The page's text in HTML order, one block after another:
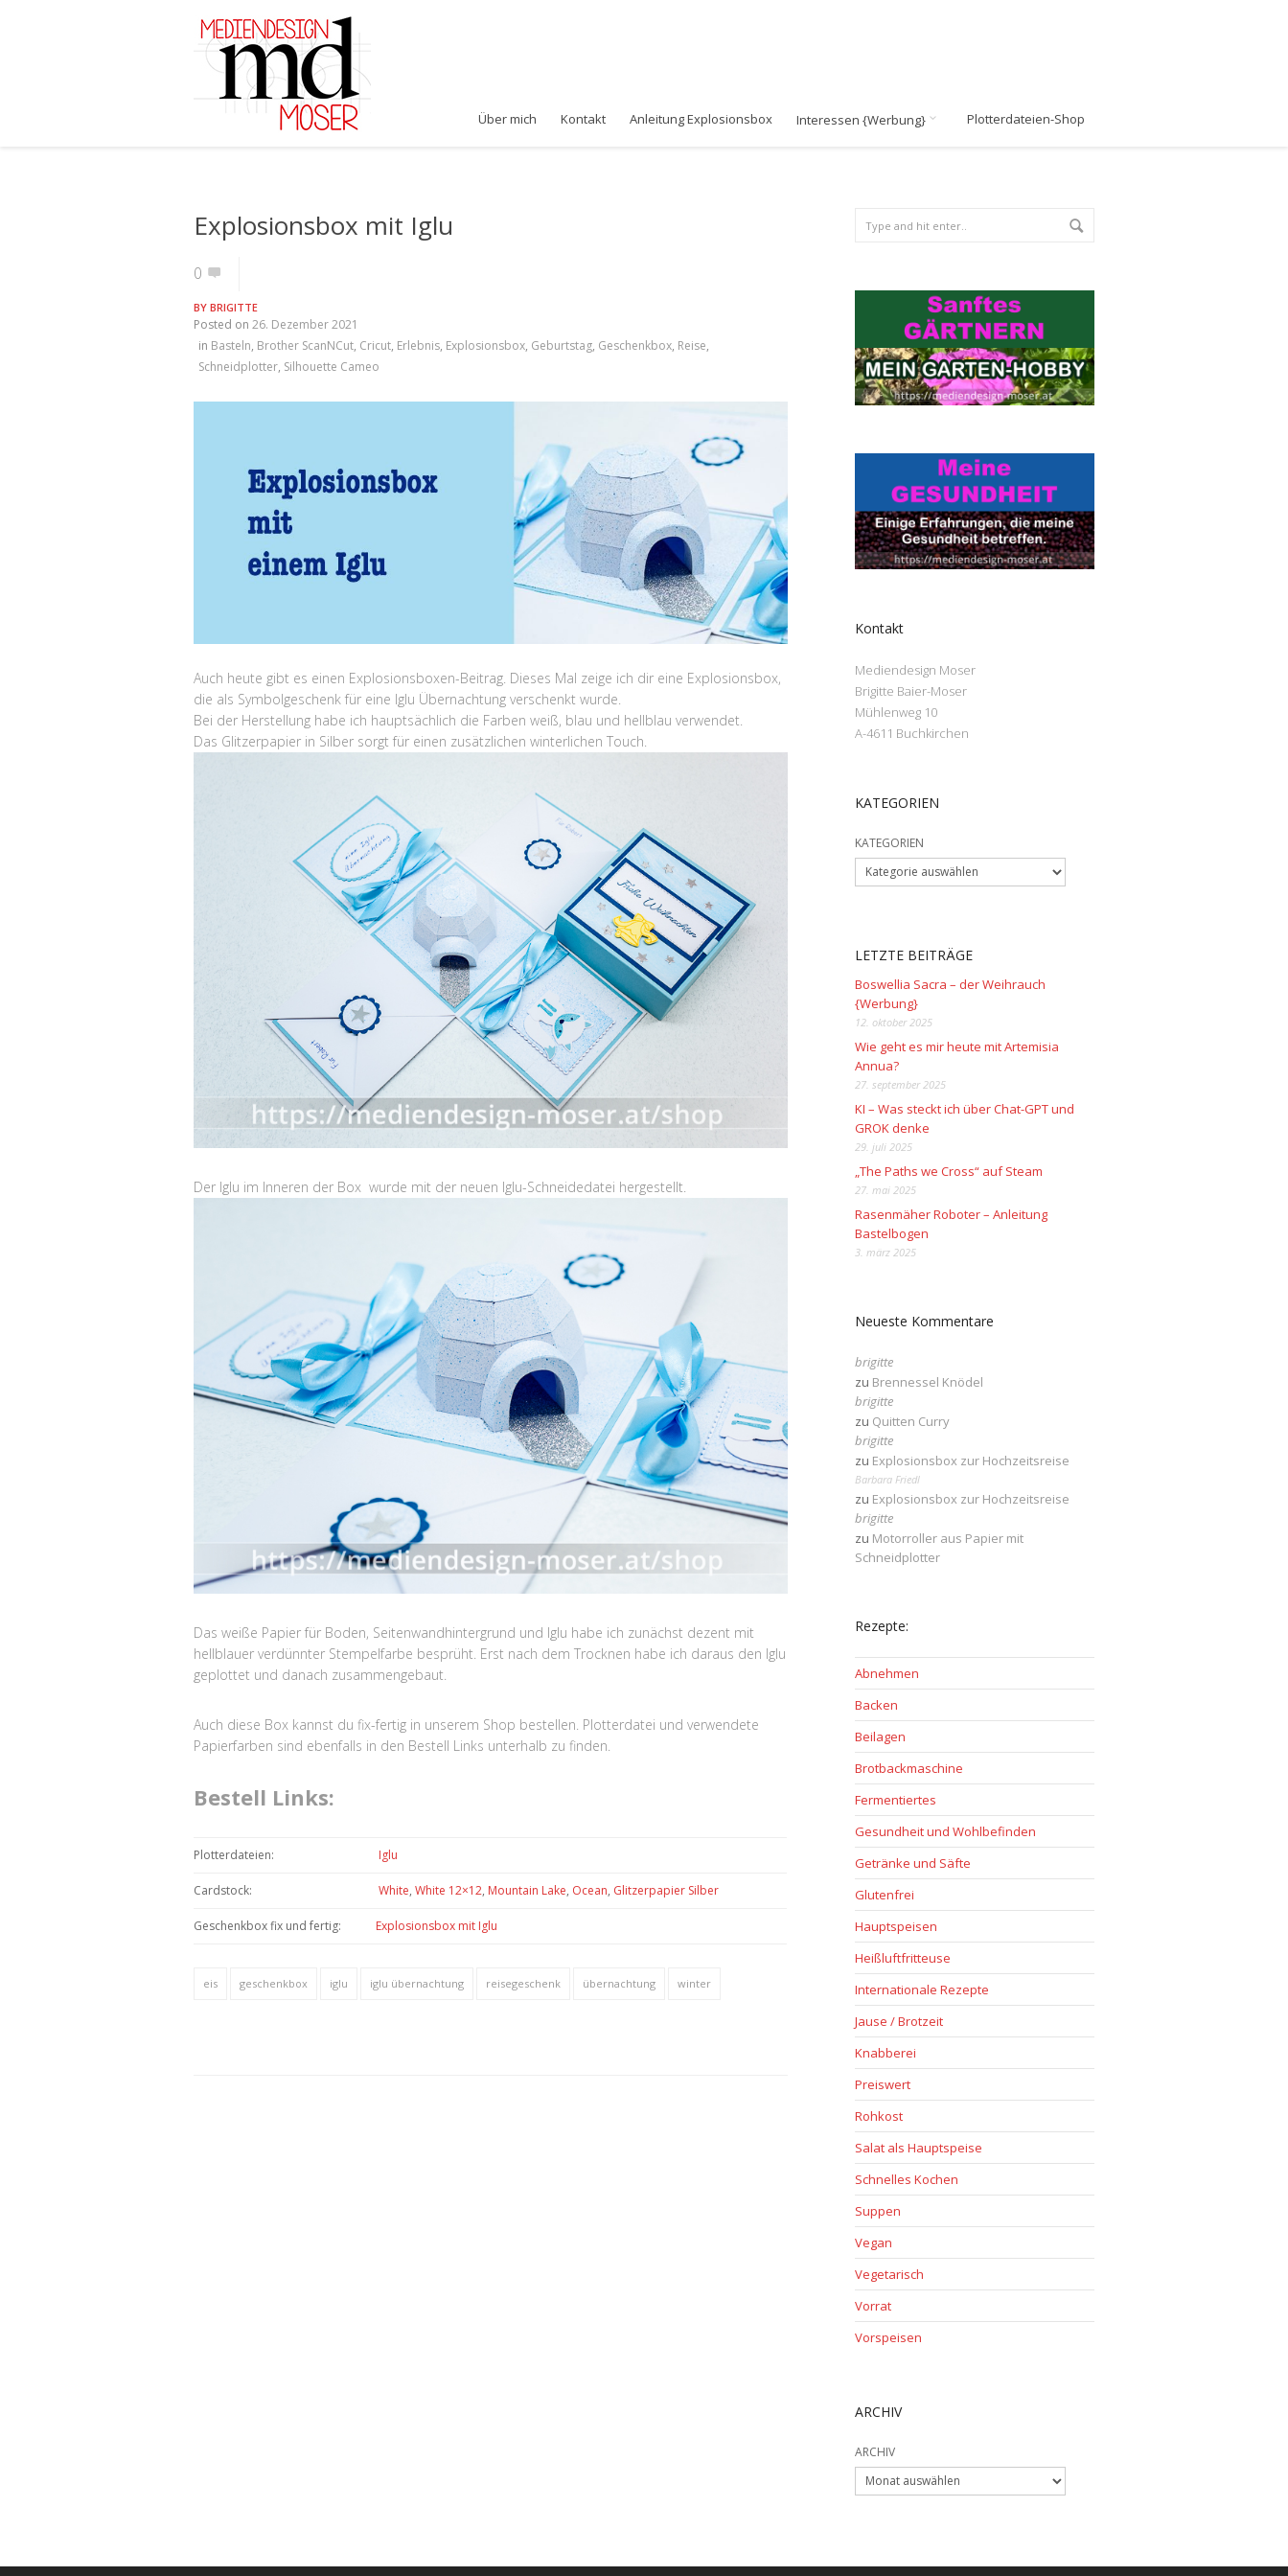
Über mich Kontakt Anleitung Explosionsbox Interessen {Werbung} Plotterdateien-Shop
Explosionsbox mit Iglu
0
BY BRIGITTE
Posted on 26. Dezember 2021
in Basteln, Brother ScanNCut, Cricut, Erlebnis, Explosionsbox, Geburtstag, Geschenkbox, Reise,
Schneidplotter, Silhouette Cameo
Auch heute gibt es einen Explosionsboxen-Beitrag. Dieses Mal zeige ich dir eine Explosionsbox,
die als Symbolgeschenk für eine Iglu Übernachtung verschenkt wurde.
Bei der Herstellung habe ich hauptsächlich die Farben weiß, blau und hellblau verwendet.
Das Glitzerpapier in Silber sorgt für einen zusätzlichen winterlichen Touch.
Der Iglu im Inneren der Box wurde mit der neuen Iglu-Schneidedatei hergestellt.
Das weiße Papier für Boden, Seitenwandhintergrund und Iglu habe ich zunächst dezent mit
hellblauer verdünnter Stempelfarbe besprüht. Erst nach dem Trocknen habe ich daraus den Iglu
geplottet und danach zusammengebaut.
Auch diese Box kannst du fix-fertig in unserem Shop bestellen. Plotterdatei und verwendete
Papierfarben sind ebenfalls in den Bestell Links unterhalb zu finden.
Bestell Links:
Plotterdateien: Iglu
Cardstock: White, White 12×12, Mountain Lake, Ocean, Glitzerpapier Silber
Geschenkbox fix und fertig: Explosionsbox mit Iglu
eis geschenkbox iglu iglu übernachtung reisegeschenk übernachtung winter
Kontakt
Mediendesign Moser
Brigitte Baier-Moser
Mühlenweg 10
A-4611 Buchkirchen
KATEGORIEN
KATEGORIEN
LETZTE BEITRÄGE
Boswellia Sacra – der Weihrauch
{Werbung}
12. oktober 2025
Wie geht es mir heute mit Artemisia
Annua?
27. september 2025
KI – Was steckt ich über Chat-GPT und
GROK denke
29. juli 2025
„The Paths we Cross“ auf Steam
27. mai 2025
Rasenmäher Roboter – Anleitung
Bastelbogen
3. märz 2025
Neueste Kommentare
brigitte
zu Brennessel Knödel
brigitte
zu Quitten Curry
brigitte
zu Explosionsbox zur Hochzeitsreise
Barbara Friedl
zu Explosionsbox zur Hochzeitsreise
brigitte
zu Motorroller aus Papier mit
Schneidplotter
Rezepte:
Abnehmen
Backen
Beilagen
Brotbackmaschine
Fermentiertes
Gesundheit und Wohlbefinden
Getränke und Säfte
Glutenfrei
Hauptspeisen
Heißluftfritteuse
Internationale Rezepte
Jause / Brotzeit
Knabberei
Preiswert
Rohkost
Salat als Hauptspeise
Schnelles Kochen
Suppen
Vegan
Vegetarisch
Vorrat
Vorspeisen
ARCHIV
ARCHIV